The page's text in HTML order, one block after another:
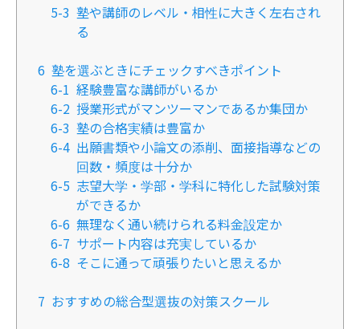
5-3 塾や講師のレベル・相性に大きく左右され
る
6 塾を選ぶときにチェックすべきポイント
6-1 経験豊富な講師がいるか
6-2 授業形式がマンツーマンであるか集団か
6-3 塾の合格実績は豊富か
6-4 出願書類や小論文の添削、面接指導などの
回数・頻度は十分か
6-5 志望大学・学部・学科に特化した試験対策
ができるか
6-6 無理なく通い続けられる料金設定か
6-7 サポート内容は充実しているか
6-8 そこに通って頑張りたいと思えるか
7 おすすめの総合型選抜の対策スクール